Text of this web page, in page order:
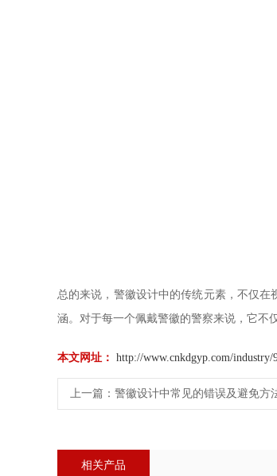
总的来说，警徽设计中的传统元素，不仅
涵。对于每一个佩戴警徽的警察来说，它不
本文网址： http://www.cnkdgyp.com/industry/
上一篇： 警徽设计中常见的错误及避免方
相关产品